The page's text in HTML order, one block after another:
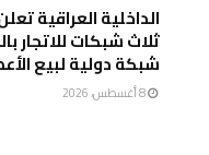
الداخلية العراقية
ثلاث شبكات للاتجار
شبكة دولية لبيع